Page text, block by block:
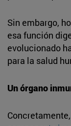
Sin embargo,
esa función
evolucionado
para la salud
Un órgano